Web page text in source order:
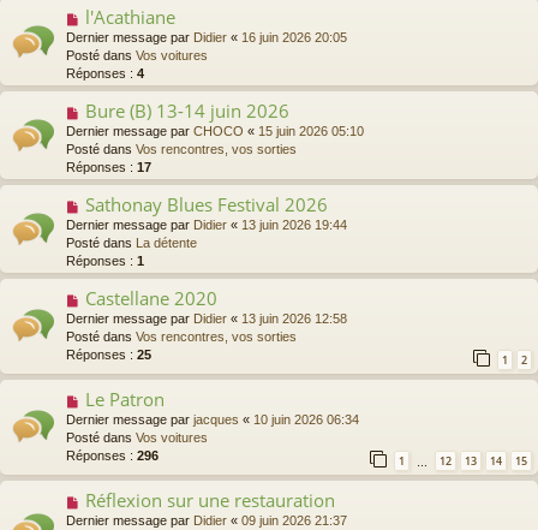
a
g
e
a
u
m
e
s
a
g
e
N
v
e
a
u
m
e
s
a
g
e
l'Acathiane
Dernier message par Didier « 16 juin 2026 20:05
Posté dans Vos voitures
Réponses : 4
N
v
e
a
u
m
e
s
a
g
e
Bure (B) 13-14 juin 2026
Dernier message par CHOCO « 15 juin 2026 05:10
Posté dans Vos rencontres, vos sorties
Réponses : 17
N
v
e
m
e
s
s
g
e
Sathonay Blues Festival 2026
Dernier message par Didier « 13 juin 2026 19:44
Posté dans La détente
Réponses : 1
N
v
e
a
m
e
s
s
a
g
Castellane 2020
Dernier message par Didier « 13 juin 2026 12:58
Posté dans Vos rencontres, vos sorties
Réponses : 25 1 2
N
v
e
a
m
Le Patron
Dernier message par jacques « 10 juin 2026 06:34
Posté dans Vos voitures
Réponses : 296 1 … 12 13 14 15
N
o
Réflexion sur une restauration
Dernier message par Didier « 09 juin 2026 21:37